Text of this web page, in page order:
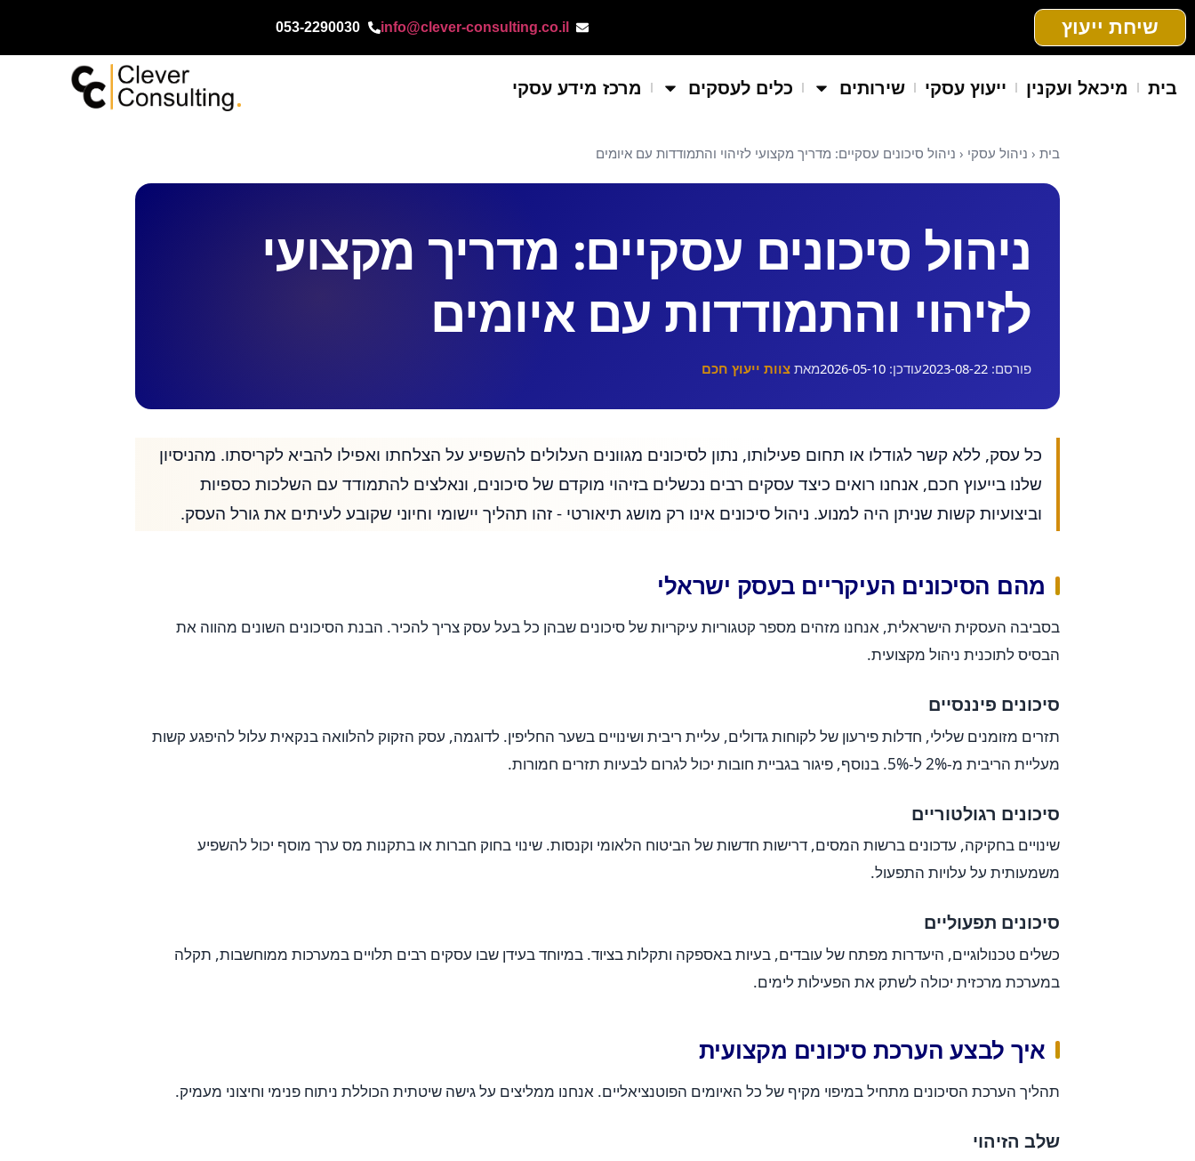
שיחת ייעוץ info@clever-consulting.co.il
053-2290030
בית מיכאל ועקנין ייעוץ עסקי שירותים כלים לעסקים מרכז מידע עסקי
בית ‹ ניהול עסקי ‹ ניהול סיכונים עסקיים: מדריך מקצועי לזיהוי והתמודדות עם איומים
ניהול סיכונים עסקיים: מדריך מקצועי
לזיהוי והתמודדות עם איומים
פורסם: 2023-08-22עודכן: 2026-05-10מאת צוות ייעוץ חכם
כל עסק, ללא קשר לגודלו או תחום פעילותו, נתון לסיכונים מגוונים העלולים להשפיע על הצלחתו ואפילו להביא לקריסתו. מהניסיון
שלנו בייעוץ חכם, אנחנו רואים כיצד עסקים רבים נכשלים בזיהוי מוקדם של סיכונים, ונאלצים להתמודד עם השלכות כספיות
וביצועיות קשות שניתן היה למנוע. ניהול סיכונים אינו רק מושג תיאורטי - זהו תהליך יישומי וחיוני שקובע לעיתים את גורל העסק.
מהם הסיכונים העיקריים בעסק ישראלי
בסביבה העסקית הישראלית, אנחנו מזהים מספר קטגוריות עיקריות של סיכונים שבהן כל בעל עסק צריך להכיר. הבנת הסיכונים השונים מהווה את
הבסיס לתוכנית ניהול מקצועית.
סיכונים פיננסיים
תזרים מזומנים שלילי, חדלות פירעון של לקוחות גדולים, עליית ריבית ושינויים בשער החליפין. לדוגמה, עסק הזקוק להלוואה בנקאית עלול להיפגע קשות
מעליית הריבית מ-2% ל-5%. בנוסף, פיגור בגביית חובות יכול לגרום לבעיות תזרים חמורות.
סיכונים רגולטוריים
שינויים בחקיקה, עדכונים ברשות המסים, דרישות חדשות של הביטוח הלאומי וקנסות. שינוי בחוק חברות או בתקנות מס ערך מוסף יכול להשפיע
משמעותית על עלויות התפעול.
סיכונים תפעוליים
כשלים טכנולוגיים, היעדרות מפתח של עובדים, בעיות באספקה ותקלות בציוד. במיוחד בעידן שבו עסקים רבים תלויים במערכות ממוחשבות, תקלה
במערכת מרכזית יכולה לשתק את הפעילות לימים.
איך לבצע הערכת סיכונים מקצועית
תהליך הערכת הסיכונים מתחיל במיפוי מקיף של כל האיומים הפוטנציאליים. אנחנו ממליצים על גישה שיטתית הכוללת ניתוח פנימי וחיצוני מעמיק.
שלב הזיהוי